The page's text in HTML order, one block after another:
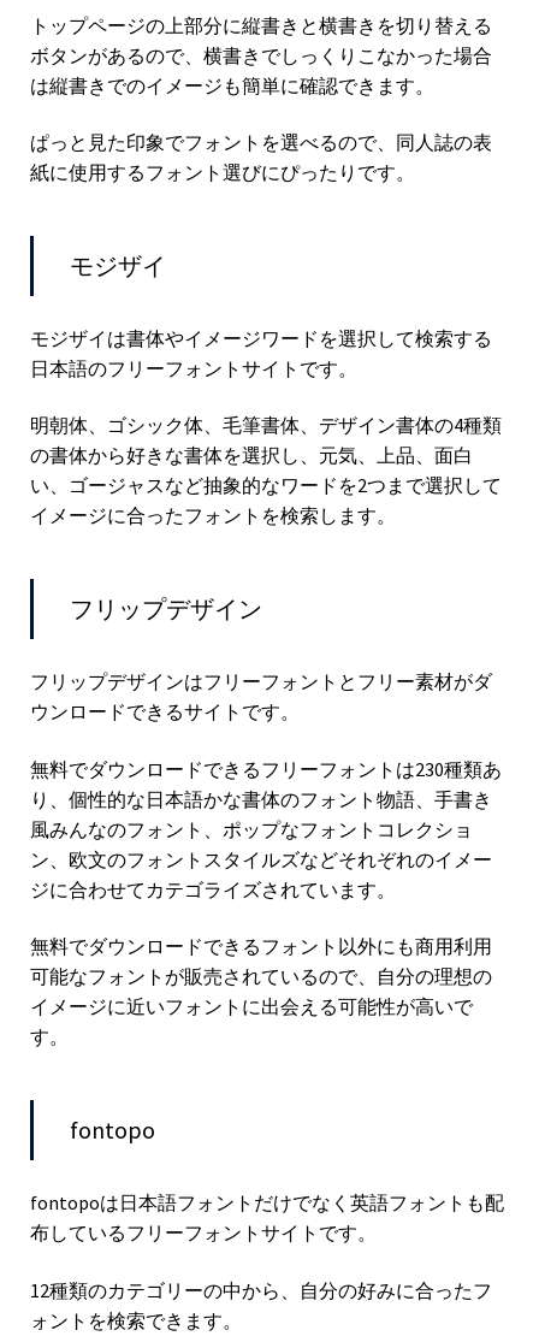
トップページの上部分に縦書きと横書きを切り替える
ボタンがあるので、横書きでしっくりこなかった場合
は縦書きでのイメージも簡単に確認できます。
ぱっと見た印象でフォントを選べるので、同人誌の表
紙に使用するフォント選びにぴったりです。
モジザイ
モジザイは書体やイメージワードを選択して検索する
日本語のフリーフォントサイトです。
明朝体、ゴシック体、毛筆書体、デザイン書体の4種類
の書体から好きな書体を選択し、元気、上品、面白
い、ゴージャスなど抽象的なワードを2つまで選択して
イメージに合ったフォントを検索します。
フリップデザイン
フリップデザインはフリーフォントとフリー素材がダ
ウンロードできるサイトです。
無料でダウンロードできるフリーフォントは230種類あ
り、個性的な日本語かな書体のフォント物語、手書き
風みんなのフォント、ポップなフォントコレクショ
ン、欧文のフォントスタイルズなどそれぞれのイメー
ジに合わせてカテゴライズされています。
無料でダウンロードできるフォント以外にも商用利用
可能なフォントが販売されているので、自分の理想の
イメージに近いフォントに出会える可能性が高いで
す。
fontopo
fontopoは日本語フォントだけでなく英語フォントも配
布しているフリーフォントサイトです。
12種類のカテゴリーの中から、自分の好みに合ったフ
ォントを検索できます。